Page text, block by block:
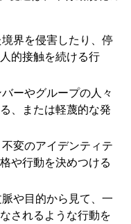
界を侵害したり、停
的接触を続ける行
ーやグループの人々
、または軽蔑的な発
不変のアイデンティテ
や行動を決めつける
や目的から見て、一
されるような行動を